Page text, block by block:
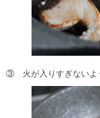
③ 火が入りすぎないよ